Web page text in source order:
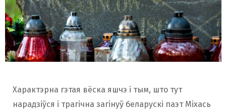
Характэрна гэтая вёска яшчэ і тым, што тут
нарадзіўся і трагічна загінуў беларускі паэт Міхась